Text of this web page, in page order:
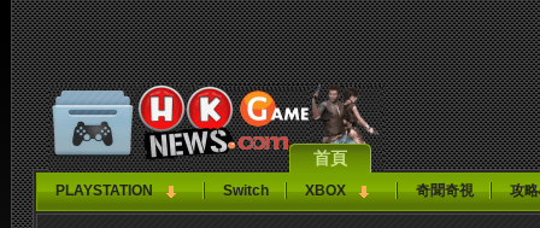
首頁
PLAYSTATION Switch XBOX 奇聞奇視 攻